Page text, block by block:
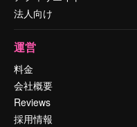
法人向け
運営
料金
会社概要
Reviews
採用情報